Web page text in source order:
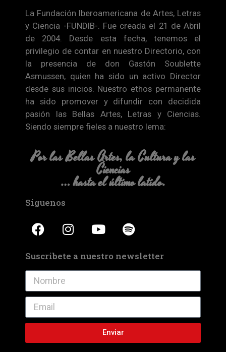
La Fundación Iberoamericana de Artes, Letras
y Ciencia -FUNDIB-. Fue creada el 21 de Abril
de 2004. Desde esta fecha, tenemos el
privilegio de contar en nuestro Directorio, con
la presencia de don Gastón Soublette
Asmussen, quien ha sido un activo Director
desde sus inicios. Nuestro ethos permanente
ha sido promover y difundir con decidida
pasión las Bellas Artes, Letras y Ciencias.
Siendo siempre fieles a nuestro lema:
Por las Bellas Artes, la Cultura y las
Ciencias
… hasta el último latido.
Siguenos
Suscribete a nuestro newsletter
Enviar